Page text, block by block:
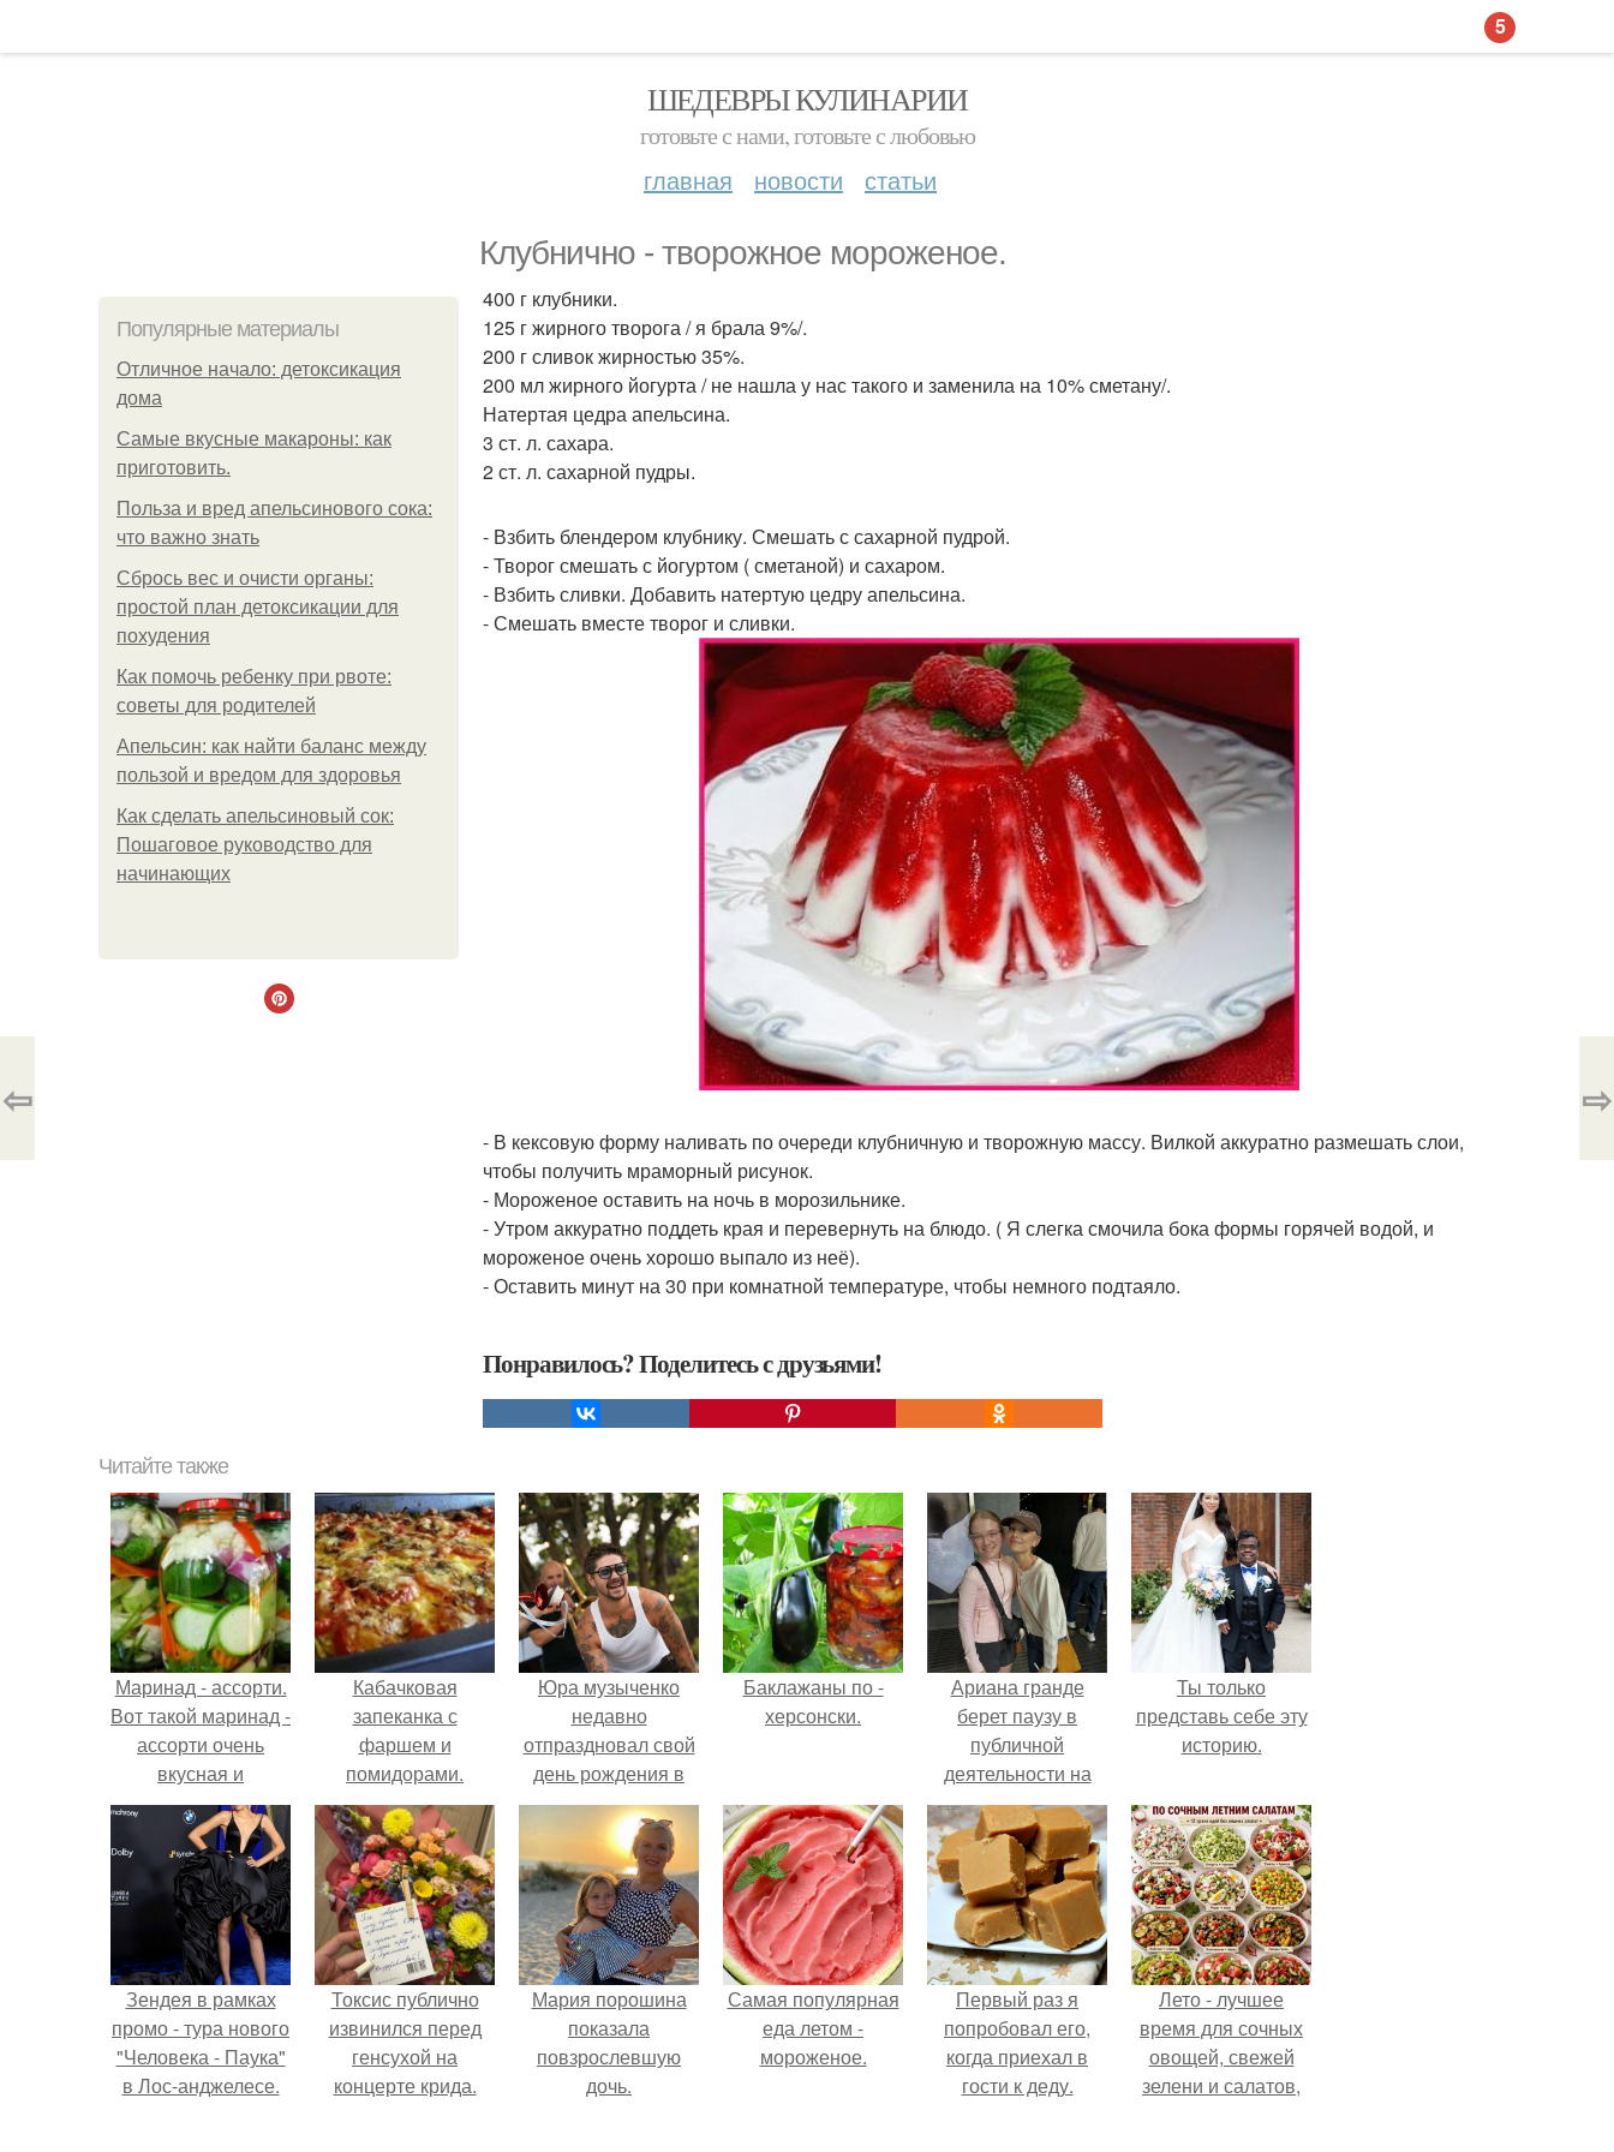
ШЕДЕВРЫ КУЛИНАРИИ
готовьте с нами, готовьте с любовью
главная новости статьи
Клубнично - творожное мороженое.
Популярные материалы
Отличное начало: детоксикация
дома
Самые вкусные макароны: как
приготовить.
Польза и вред апельсинового сока:
что важно знать
Сбрось вес и очисти органы:
простой план детоксикации для
похудения
Как помочь ребенку при рвоте:
советы для родителей
Апельсин: как найти баланс между
пользой и вредом для здоровья
Как сделать апельсиновый сок:
Пошаговое руководство для
начинающих
400 г клубники.
125 г жирного творога / я брала 9%/.
200 г сливок жирностью 35%.
200 мл жирного йогурта / не нашла у нас такого и заменила на 10% сметану/.
Натертая цедра апельсина.
3 ст. л. сахара.
2 ст. л. сахарной пудры.
- Взбить блендером клубнику. Смешать с сахарной пудрой.
- Творог смешать с йогуртом ( сметаной) и сахаром.
- Взбить сливки. Добавить натертую цедру апельсина.
- Смешать вместе творог и сливки.
- В кексовую форму наливать по очереди клубничную и творожную массу. Вилкой аккуратно размешать слои,
чтобы получить мраморный рисунок.
- Мороженое оставить на ночь в морозильнике.
- Утром аккуратно поддеть края и перевернуть на блюдо. ( Я слегка смочила бока формы горячей водой, и
мороженое очень хорошо выпало из неё).
- Оставить минут на 30 при комнатной температуре, чтобы немного подтаяло.
Понравилось? Поделитесь с друзьями!
⇦ ⇨
Читайте также
Маринад - ассорти.
Вот такой маринад -
ассорти очень
вкусная и
универсальная
вещь!
Кабачковая
запеканка с
фаршем и
помидорами.
Юра музыченко
недавно
отпраздновал свой
день рождения в
кругу самых
близких и родных
людей.
Баклажаны по -
херсонски.
Ариана гранде
берет паузу в
публичной
деятельности на
фоне слухов о
своем здоровье.
Ты только
представь себе эту
историю.
Зендея в рамках
промо - тура нового
"Человека - Паука"
в Лос-анджелесе.
Токсис публично
извинился перед
генсухой на
концерте крида.
Мария порошина
показала
повзрослевшую
дочь.
Самая популярная
еда летом -
мороженое.
Первый раз я
попробовал его,
когда приехал в
гости к деду.
Лето - лучшее
время для сочных
овощей, свежей
зелени и салатов,
5